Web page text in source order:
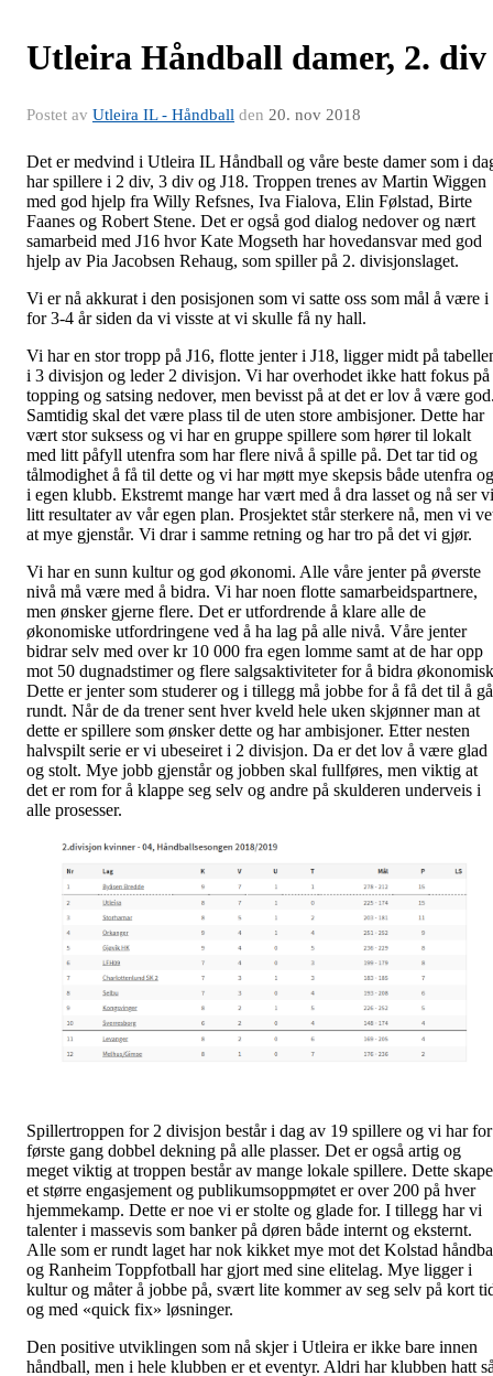
Utleira Håndball damer, 2. div
Postet av Utleira IL - Håndball den 20. nov 2018
Det er medvind i Utleira IL Håndball og våre beste damer som i
har spillere i 2 div, 3 div og J18. Troppen trenes av Martin Wiggen
med god hjelp fra Willy Refsnes, Iva Fialova, Elin Følstad, Birte
Faanes og Robert Stene. Det er også god dialog nedover og nært
samarbeid med J16 hvor Kate Mogseth har hovedansvar med god
hjelp av Pia Jacobsen Rehaug, som spiller på 2. divisjonslaget.
Vi er nå akkurat i den posisjonen som vi satte oss som mål å være i
for 3-4 år siden da vi visste at vi skulle få ny hall.
Vi har en stor tropp på J16, flotte jenter i J18, ligger midt på
i 3 divisjon og leder 2 divisjon. Vi har overhodet ikke hatt fokus på
topping og satsing nedover, men bevisst på at det er lov å være
Samtidig skal det være plass til de uten store ambisjoner. Dette har
vært stor suksess og vi har en gruppe spillere som hører til lokalt
med litt påfyll utenfra som har flere nivå å spille på. Det tar tid og
tålmodighet å få til dette og vi har møtt mye skepsis både utenfra og
i egen klubb. Ekstremt mange har vært med å dra lasset og nå ser vi
litt resultater av vår egen plan. Prosjektet står sterkere nå, men vi
at mye gjenstår. Vi drar i samme retning og har tro på det vi gjør.
Vi har en sunn kultur og god økonomi. Alle våre jenter på øverste
nivå må være med å bidra. Vi har noen flotte samarbeidspartnere,
men ønsker gjerne flere. Det er utfordrende å klare alle de
økonomiske utfordringene ved å ha lag på alle nivå. Våre jenter
bidrar selv med over kr 10 000 fra egen lomme samt at de har opp
mot 50 dugnadstimer og flere salgsaktiviteter for å bidra
Dette er jenter som studerer og i tillegg må jobbe for å få det til å gå
rundt. Når de da trener sent hver kveld hele uken skjønner man at
dette er spillere som ønsker dette og har ambisjoner. Etter nesten
halvspilt serie er vi ubeseiret i 2 divisjon. Da er det lov å være glad
og stolt. Mye jobb gjenstår og jobben skal fullføres, men viktig at
det er rom for å klappe seg selv og andre på skulderen underveis i
alle prosesser.
Spillertroppen for 2 divisjon består i dag av 19 spillere og vi har for
første gang dobbel dekning på alle plasser. Det er også artig og
meget viktig at troppen består av mange lokale spillere. Dette
et større engasjement og publikumsoppmøtet er over 200 på hver
hjemmekamp. Dette er noe vi er stolte og glade for. I tillegg har vi
talenter i massevis som banker på døren både internt og eksternt.
Alle som er rundt laget har nok kikket mye mot det Kolstad
og Ranheim Toppfotball har gjort med sine elitelag. Mye ligger i
kultur og måter å jobbe på, svært lite kommer av seg selv på kort
og med «quick fix» løsninger.
Den positive utviklingen som nå skjer i Utleira er ikke bare innen
håndball, men i hele klubben er et eventyr. Aldri har klubben hatt